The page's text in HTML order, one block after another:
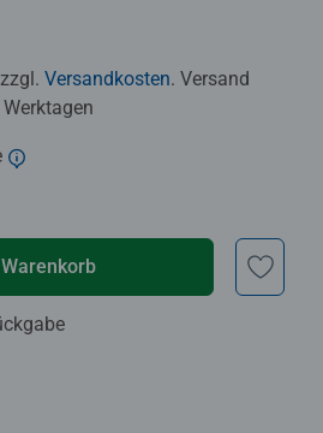
Versandkosten. Versand